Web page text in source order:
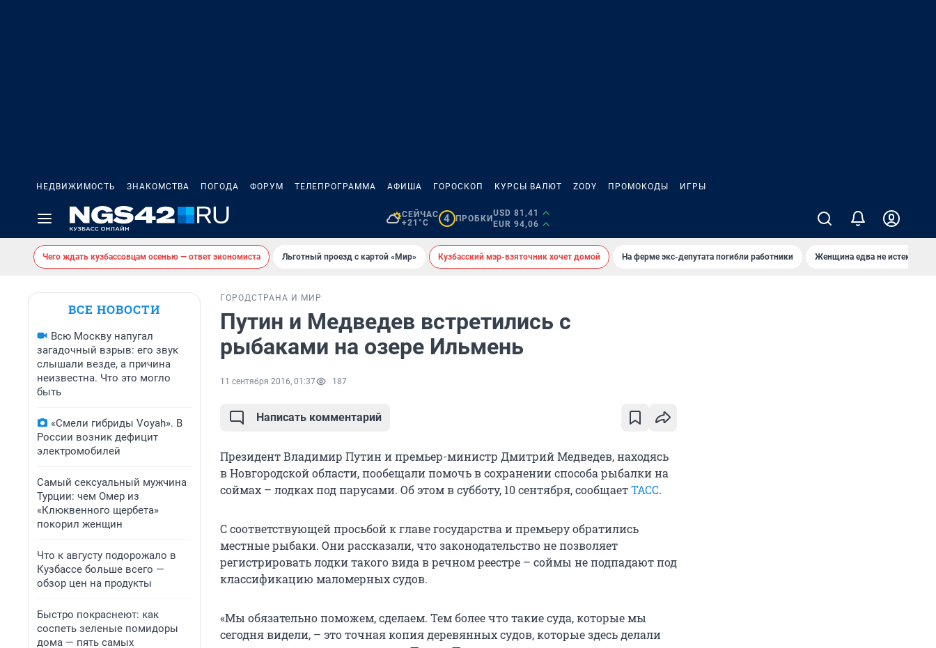
НЕДВИЖИМОСТЬ ЗНАКОМСТВА ПОГОДА ФОРУМ ТЕЛЕПРОГРАММА АФИША ГОРОСКОП КУРСЫ ВАЛЮТ ZODY ПРОМОКОДЫ ИГРЫ
СЕЙЧАС
+21°C
4 ПРОБКИ
USD 81,41
EUR 94,06
Чего ждать кузбассовцам осенью — ответ экономиста Льготный проезд с картой «Мир» Кузбасский мэр-взяточник хочет домой На ферме экс-депутата погибли работники Женщина едва не истекла
ВСЕ НОВОСТИ
Всю Москву напугал
загадочный взрыв: его звук
слышали везде, а причина
неизвестна. Что это могло
быть
«Смели гибриды Voyah». В
России возник дефицит
электромобилей
Самый сексуальный мужчина
Турции: чем Омер из
«Клюквенного щербета»
покорил женщин
Что к августу подорожало в
Кузбассе больше всего —
обзор цен на продукты
Быстро покраснеют: как
соспеть зеленые помидоры
дома — пять самых
ГОРОДСТРАНА И МИР
Путин и Медведев встретились с
рыбаками на озере Ильмень
11 сентября 2016, 01:37 187
Написать комментарий
Президент Владимир Путин и премьер-министр Дмитрий Медведев, находясь
в Новгородской области, пообещали помочь в сохранении способа рыбалки на
соймах – лодках под парусами. Об этом в субботу, 10 сентября, сообщаетТАСС.
С соответствующей просьбой к главе государства и премьеру обратились
местные рыбаки. Они рассказали, что законодательство не позволяет
регистрировать лодки такого вида в речном реестре – соймы не подпадают под
классификацию маломерных судов.
«Мы обязательно поможем, сделаем. Тем более что такие суда, которые мы
сегодня видели, – это точная копия деревянных судов, которые здесь делали